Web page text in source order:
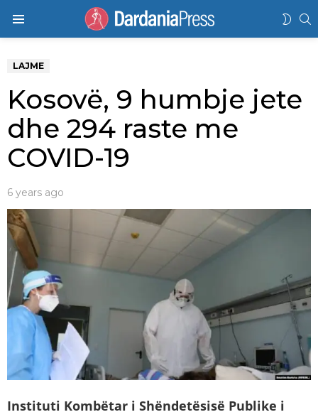
LAJME
Kosovë, 9 humbje jete
dhe 294 raste me
COVID-19
6 years ago
Instituti Kombëtar i Shëndetësisë Publike i